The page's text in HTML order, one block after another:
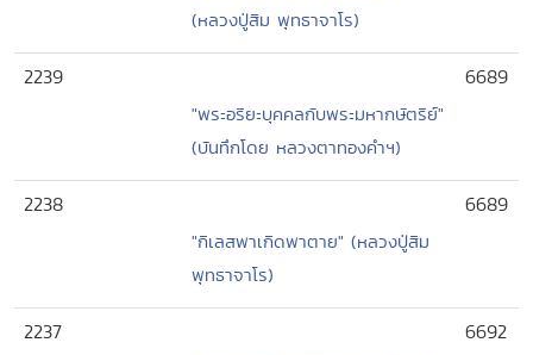
(หลวงปู่สิม พุทธาจาโร)
2239
"พระอริยะบุคคลกับพระมหากษัตริย์"
(บันทึกโดย หลวงตาทองคำฯ)
6689
2238
"กิเลสพาเกิดพาตาย" (หลวงปู่สิม
พุทธาจาโร)
6689
2237 6692